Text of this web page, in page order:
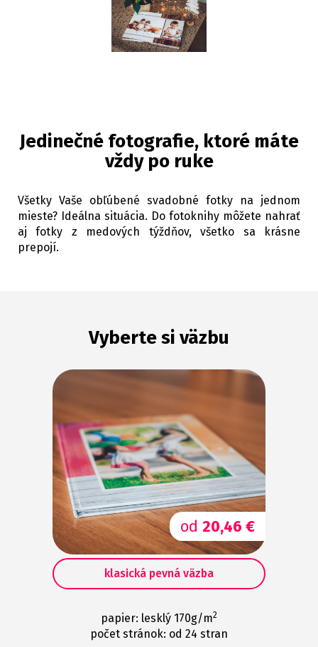
Jedinečné fotografie, ktoré máte
vždy po ruke
Všetky Vaše obľúbené svadobné fotky na jednom
mieste? Ideálna situácia. Do fotoknihy môžete nahrať
aj fotky z medových týždňov, všetko sa krásne
prepojí.
Vyberte si väzbu
od 20,46 €
klasická pevná väzba
papier: lesklý 170g/m2
počet stránok: od 24 stran